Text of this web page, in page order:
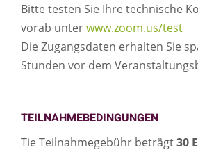
Bitte testen Sie Ihre technische
vorab unterwww.zoom.us/test
Die Zugangsdaten erhalten Sie
Stunden vor dem
TEILNAHMEBEDINGUNGEN
Tie Teilnahmegebühr beträgt30